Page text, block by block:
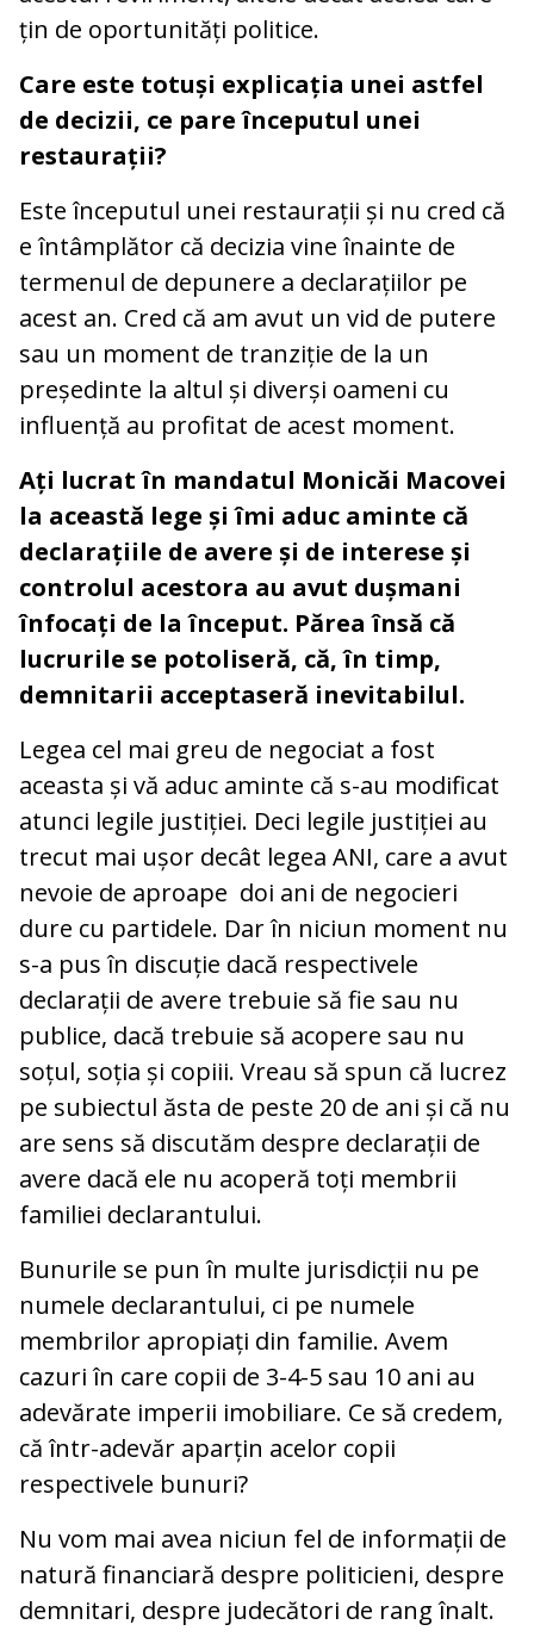
țin de oportunități politice.
Care este totuși explicația unei astfel
de decizii, ce pare începutul unei
restaurații?
Este începutul unei restaurații și nu cred că
e întâmplător că decizia vine înainte de
termenul de depunere a declarațiilor pe
acest an. Cred că am avut un vid de putere
sau un moment de tranziție de la un
președinte la altul și diverși oameni cu
influență au profitat de acest moment.
Ați lucrat în mandatul Monicăi Macovei
la această lege și îmi aduc aminte că
declarațiile de avere și de interese și
controlul acestora au avut dușmani
înfocați de la început. Părea însă că
lucrurile se potoliseră, că, în timp,
demnitarii acceptaseră inevitabilul.
Legea cel mai greu de negociat a fost
aceasta și vă aduc aminte că s-au modificat
atunci legile justiției. Deci legile justiției au
trecut mai ușor decât legea ANI, care a avut
nevoie de aproape doi ani de negocieri
dure cu partidele. Dar în niciun moment nu
s-a pus în discuție dacă respectivele
declarații de avere trebuie să fie sau nu
publice, dacă trebuie să acopere sau nu
soțul, soția și copiii. Vreau să spun că lucrez
pe subiectul ăsta de peste 20 de ani și că nu
are sens să discutăm despre declarații de
avere dacă ele nu acoperă toți membrii
familiei declarantului.
Bunurile se pun în multe jurisdicții nu pe
numele declarantului, ci pe numele
membrilor apropiați din familie. Avem
cazuri în care copii de 3-4-5 sau 10 ani au
adevărate imperii imobiliare. Ce să credem,
că într-adevăr aparțin acelor copii
respectivele bunuri?
Nu vom mai avea niciun fel de informații de
natură financiară despre politicieni, despre
demnitari, despre judecători de rang înalt.